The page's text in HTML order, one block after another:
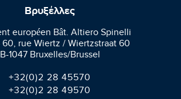
Βρυξέλλες
européen Bât. Altiero Spinelli
60, rue Wiertz / Wiertzstraat 60
B-1047 Bruxelles/Brussel
+32(0)2 28 45570
+32(0)2 28 49570